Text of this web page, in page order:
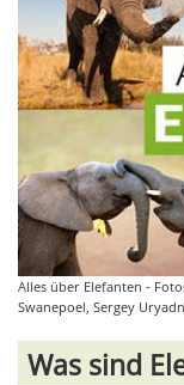
Alles über Elefanten -
Swanepoel, Sergey
Was sind